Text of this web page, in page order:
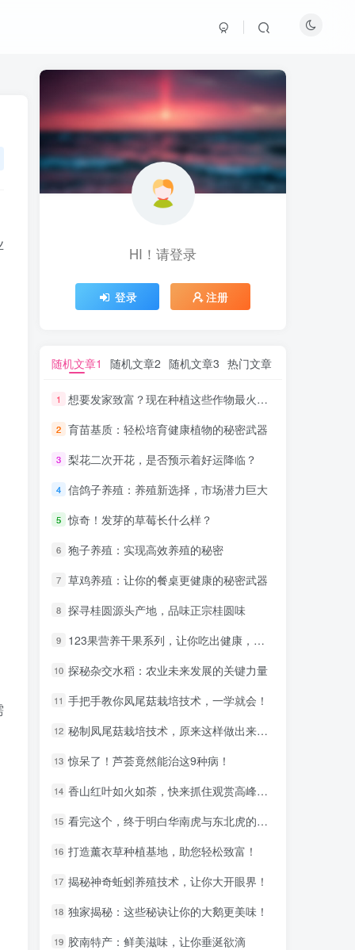
HI！请登录
登录 注册
随机文章1 随机文章2 随机文章3 热门文章
1 想要发家致富？现在种植这些作物最火爆！
2 育苗基质：轻松培育健康植物的秘密武器
3 梨花二次开花，是否预示着好运降临？
4 信鸽子养殖：养殖新选择，市场潜力巨大
5 惊奇！发芽的草莓长什么样？
6 狍子养殖：实现高效养殖的秘密
7 草鸡养殖：让你的餐桌更健康的秘密武器
8 探寻桂圆源头产地，品味正宗桂圆味
9 123果营养干果系列，让你吃出健康，吃出美丽！
10 探秘杂交水稻：农业未来发展的关键力量
11 手把手教你凤尾菇栽培技术，一学就会！
12 秘制凤尾菇栽培技术，原来这样做出来的最好吃！
13 惊呆了！芦荟竟然能治这9种病！
14 香山红叶如火如荼，快来抓住观赏高峰期不容错过！
15 看完这个，终于明白华南虎与东北虎的区别！
16 打造薰衣草种植基地，助您轻松致富！
17 揭秘神奇蚯蚓养殖技术，让你大开眼界！
18 独家揭秘：这些秘诀让你的大鹅更美味！
19 胶南特产：鲜美滋味，让你垂涎欲滴
HI！请登录
登录 注册
随机文章1 随机文章2 随机文章3 热门文章
1 想要发家致富？现在种植这些作物最火爆！
2 育苗基质：轻松培育健康植物的秘密武器
3 梨花二次开花，是否预示着好运降临？
4 信鸽子养殖：养殖新选择，市场潜力巨大
5 惊奇！发芽的草莓长什么样？
6 狍子养殖：实现高效养殖的秘密
7 草鸡养殖：让你的餐桌更健康的秘密武器
8 探寻桂圆源头产地，品味正宗桂圆味
9 123果营养干果系列，让你吃出健康，吃出美丽！
10 探秘杂交水稻：农业未来发展的关键力量
11 手把手教你凤尾菇栽培技术，一学就会！
12 秘制凤尾菇栽培技术，原来这样做出来的最好吃！
13 惊呆了！芦荟竟然能治这9种病！
14 香山红叶如火如荼，快来抓住观赏高峰期不容错过！
15 看完这个，终于明白华南虎与东北虎的区别！
16 打造薰衣草种植基地，助您轻松致富！
17 揭秘神奇蚯蚓养殖技术，让你大开眼界！
18 独家揭秘：这些秘诀让你的大鹅更美味！
19 胶南特产：鲜美滋味，让你垂涎欲滴